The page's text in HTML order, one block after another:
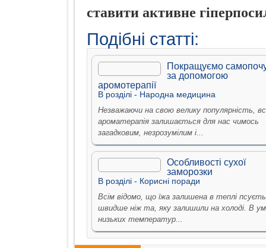
ставити активне
Подібні статті:
Покращуємо
за допомогою
аромотерапії
В рoздiлi - Народна медицина
Незважаючи на свою велику популярність,
ароматерапія залишається для нас чимось
загадковим, незрозумілим і...
Особливості сухої
заморозки
В рoздiлi - Кориснi поради
Всім відомо, що їжа залишена в теплі
швидше ніж та, яку залишили на холоді. В
низьких температур...